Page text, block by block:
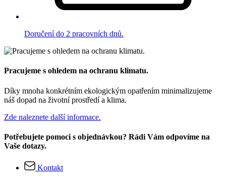
Doručení do 2 pracovních dnů.
Pracujeme s ohledem na ochranu klimatu.
Díky mnoha konkrétním ekologickým opatřením minimalizujeme
náš dopad na životní prostředí a klima.
Zde naleznete další informace.
Potřebujete pomoci s objednávkou? Rádi Vám odpovíme na
Vaše dotazy.
Kontakt